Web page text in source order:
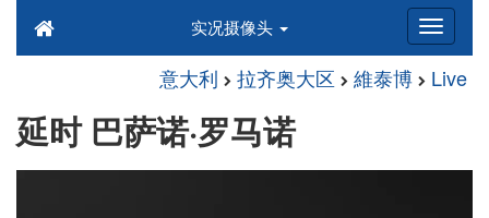
实况摄像头
意大利 拉齐奥大区 維泰博 Live
延时 巴萨诺·罗马诺